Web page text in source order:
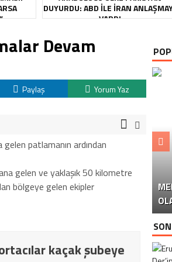
DUYURDU: ABD ILE İRAN
VARDI
Devam
Paylaş Yorum Yaz
patlamanın ardından
gelen ve yaklaşık 50 kilometre
bölgeye gelen ekipler
kaçak şubeye